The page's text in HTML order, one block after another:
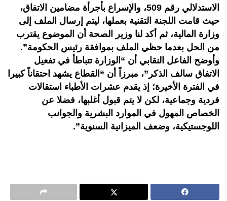
الاستدلالي رقم 509، والإسراع بأجرأة مضامين الاتفاق،
حيث قامت اللجنة التقنية بعملها، ليتم إرسال الملف إلى
وزارة المالية، ثم أكد لنا وزير الصحة أن الموضوع يقترب
من الحل بعدما حظي الملف بموافقة رئيس الحكومة”.
وأوضح الفاعل النقابي أن “الوزارة تتباطأ في تفعيل
الاتفاق سالف الذكر”، مبرزاً أن “القطاع يشهد احتقاناً كبيرا
في الفترة الأخيرة؛ إذ يقدم عشرات الأطباء استقالات
فردية وجماعية، لكن لا يتم قبول أغلبها، فضلا عن
الخصاص المهول في الموارد البشرية والجوانب
اللوجستيكية، وضعف الميزانية السنوية”.